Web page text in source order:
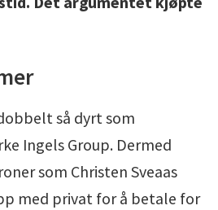
så dyrt som
Ingels Group. Dermed
som Christen Sveaas
med privat for å betale for